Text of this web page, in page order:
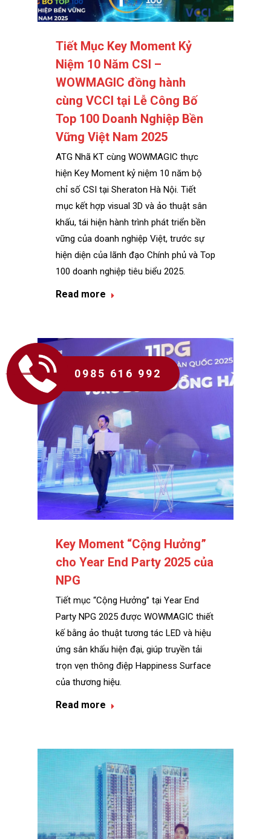
0985 616 992
Tiết Mục Key Moment Kỷ
Niệm 10 Năm CSI –
WOWMAGIC đồng hành
cùng VCCI tại Lễ Công Bố
Top 100 Doanh Nghiệp Bền
Vững Việt Nam 2025
ATG Nhã KT cùng WOWMAGIC thực
hiện Key Moment kỷ niệm 10 năm bộ
chỉ số CSI tại Sheraton Hà Nội. Tiết
mục kết hợp visual 3D và ảo thuật sân
khấu, tái hiện hành trình phát triển bền
vững của doanh nghiệp Việt, trước sự
hiện diện của lãnh đạo Chính phủ và Top
100 doanh nghiệp tiêu biểu 2025.
Read more
Key Moment “Cộng Hưởng”
cho Year End Party 2025 của
NPG
Tiết mục “Cộng Hưởng” tại Year End
Party NPG 2025 được WOWMAGIC thiết
kế bằng ảo thuật tương tác LED và hiệu
ứng sân khấu hiện đại, giúp truyền tải
trọn vẹn thông điệp Happiness Surface
của thương hiệu.
Read more